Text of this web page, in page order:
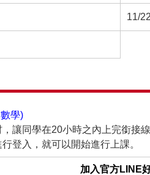
11/
學)
讓同學在20小時之內上完銜接
登入，就可以開始進行上課。
加入官方LINE